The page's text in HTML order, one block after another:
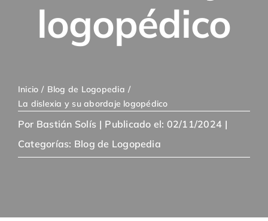
logopédico
Inicio
Blog de Logopedia
La dislexia y su abordaje logopédico
Por Bastián Solís | Publicado el: 02/11/2024 |
Categorías: Blog de Logopedia